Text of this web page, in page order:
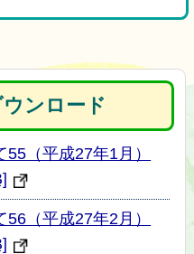
ンロード
（平成27年1月）
（平成27年2月）